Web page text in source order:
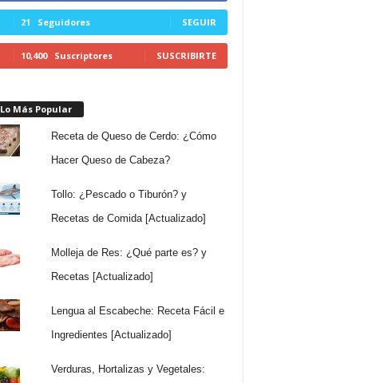
21 Seguidores SEGUIR
10,400 Suscriptores SUSCRIBIRTE
Lo Más Popular
Receta de Queso de Cerdo: ¿Cómo
Hacer Queso de Cabeza?
Tollo: ¿Pescado o Tiburón? y
Recetas de Comida [Actualizado]
Molleja de Res: ¿Qué parte es? y
Recetas [Actualizado]
Lengua al Escabeche: Receta Fácil e
Ingredientes [Actualizado]
Verduras, Hortalizas y Vegetales: